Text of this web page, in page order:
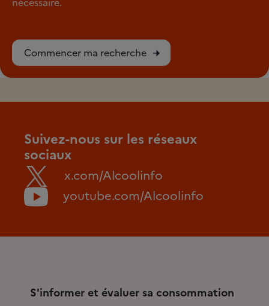
Commencer ma recherche
Suivez-nous sur les réseaux
sociaux
x.com/Alcoolinfo
youtube.com/Alcoolinfo
S'informer et évaluer sa consommation